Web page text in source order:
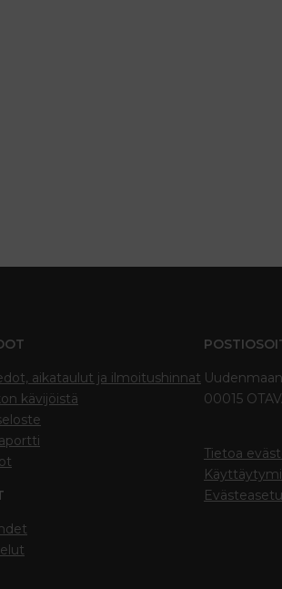
aikataulut ja ilmoitushinnat
kävijöistä
00015
Tietoa